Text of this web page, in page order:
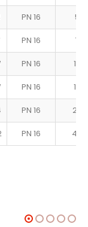
PN 16 57
PN 16 72
PN 16 108
PN 16 186
PN 16 270
PN 16 448